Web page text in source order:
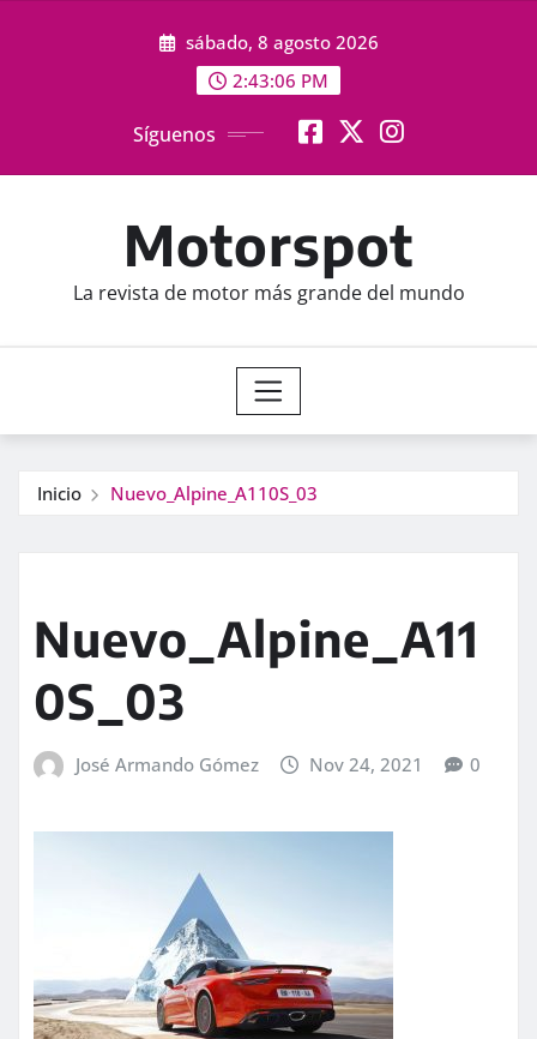
sábado, 8 agosto 2026
2:43:07 PM
Síguenos
Motorspot
La revista de motor más grande del mundo
Inicio Nuevo_Alpine_A110S_03
Nuevo_Alpine_A11
0S_03
José Armando Gómez Nov 24, 2021 0